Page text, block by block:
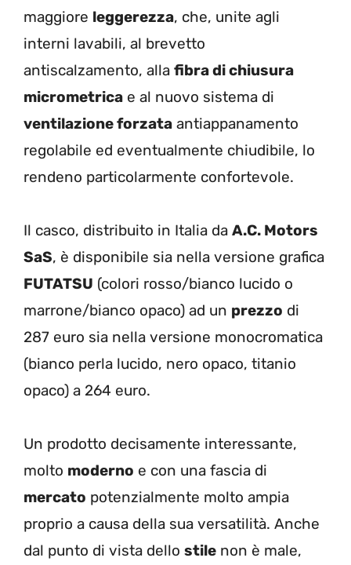
maggiore leggerezza, che, unite agli
interni lavabili, al brevetto
antiscalzamento, alla fibra di chiusura
micrometrica e al nuovo sistema di
ventilazione forzata antiappanamento
regolabile ed eventualmente chiudibile, lo
rendeno particolarmente confortevole.
Il casco, distribuito in Italia da A.C. Motors
SaS, è disponibile sia nella versione grafica
FUTATSU (colori rosso/bianco lucido o
marrone/bianco opaco) ad un prezzo di
287 euro sia nella versione monocromatica
(bianco perla lucido, nero opaco, titanio
opaco) a 264 euro.
Un prodotto decisamente interessante,
molto moderno e con una fascia di
mercato potenzialmente molto ampia
proprio a causa della sua versatilità. Anche
dal punto di vista dello stile non è male,